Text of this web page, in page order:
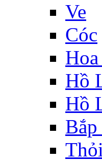
Ve
Cóc
Hồ
Hồ